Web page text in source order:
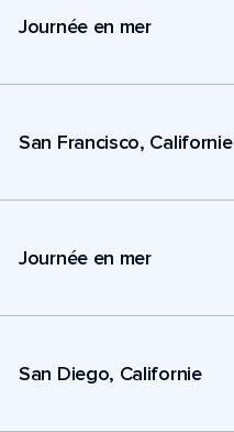
Journée en mer
San Francisco, Californie
Journée en mer
San Diego, Californie